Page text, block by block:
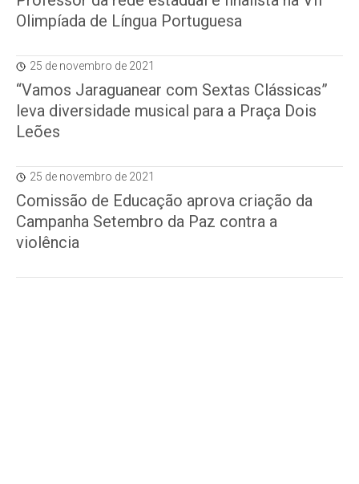
Olimpíada de Língua Portuguesa
25 de novembro de 2021
“Vamos Jaraguanear com Sextas Clássicas”
leva diversidade musical para a Praça Dois
Leões
25 de novembro de 2021
Comissão de Educação aprova criação da
Campanha Setembro da Paz contra a
violência